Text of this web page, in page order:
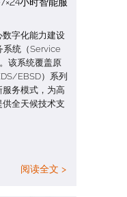
小时智能服
字化能力建设
系统（Service
该系统覆盖原
EBSD）系列
务模式，为高
全天候技术支
阅读全文 >